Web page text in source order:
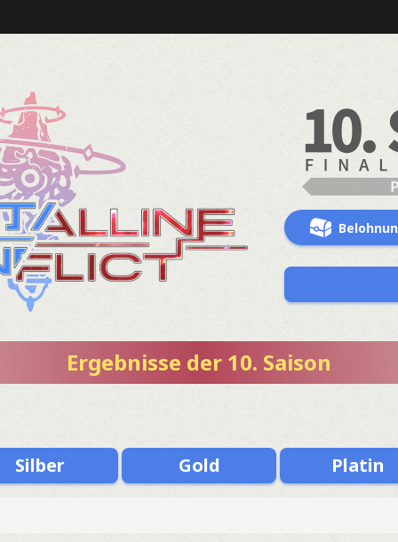
Ergebnisse der 10. Saison
Silber Gold Platin